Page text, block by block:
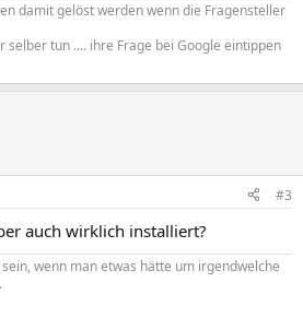
damit gelöst werden wenn die Fragensteller
selber tun .... ihre Frage bei Google eintippen
#3
auch wirklich installiert?
wenn man etwas hätte um irgendwelche